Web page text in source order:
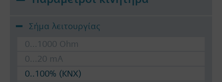
Σήμα λειτουργίας
0...1000 Ohm
0...20 mA
0..100% (KNX)